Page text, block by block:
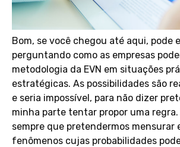
Bom, se você chegou até aqui, pode
perguntando como as empresas
metodologia da EVN em situações
estratégicas. As possibilidades são
e seria impossível, para não dizer
minha parte tentar propor uma regra.
sempre que pretendermos mensurar
fenômenos cujas probabilidades